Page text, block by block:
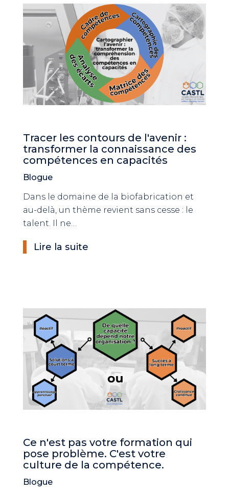
Tracer les contours de l'avenir :
transformer la connaissance des
compétences en capacités
Blogue
Dans le domaine de la biofabrication et
au-delà, un thème revient sans cesse : le
talent. Il ne…
Lire la suite
Ce n'est pas votre formation qui
pose problème. C'est votre
culture de la compétence.
Blogue